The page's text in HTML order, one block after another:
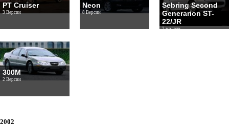
PT Cruiser
3 Версии
Neon
8 Версии
Sebring Second
Generarion ST-
22/JR
2 модели
300M
2 Версии
2002